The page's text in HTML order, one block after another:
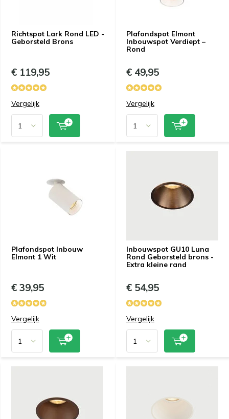
Richtspot Lark Rond LED -
Geborsteld Brons
€ 119,95
Vergelijk
Plafondspot Elmont
Inbouwspot Verdiept –
Rond
€ 49,95
Vergelijk
Plafondspot Inbouw
Elmont 1 Wit
€ 39,95
Vergelijk
Inbouwspot GU10 Luna
Rond Geborsteld brons -
Extra kleine rand
€ 54,95
Vergelijk